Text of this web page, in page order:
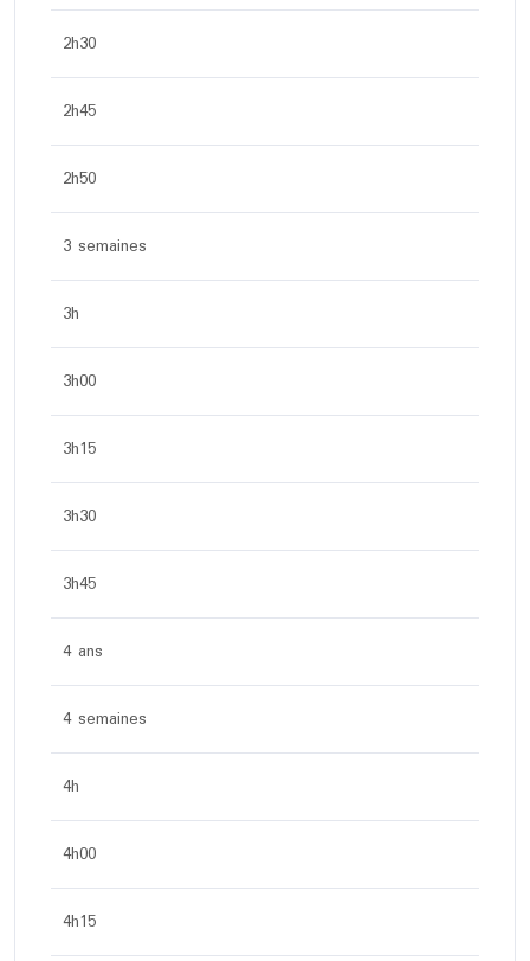
2h30
2h45
2h50
3 semaines
3h
3h00
3h15
3h30
3h45
4 ans
4 semaines
4h
4h00
4h15